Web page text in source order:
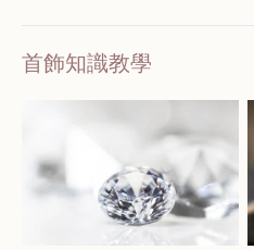
首飾知識教學